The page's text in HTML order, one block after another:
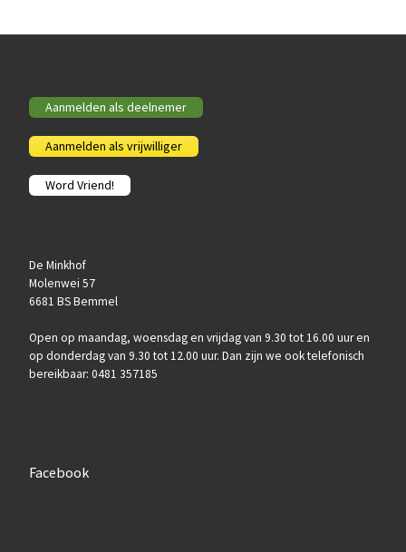
Aanmelden als deelnemer
Aanmelden als vrijwilliger
Word Vriend!
De Minkhof
Molenwei 57
6681 BS Bemmel
Open op maandag, woensdag en vrijdag van 9.30 tot 16.00 uur en
op donderdag van 9.30 tot 12.00 uur. Dan zijn we ook telefonisch
bereikbaar: 0481 357185
Facebook